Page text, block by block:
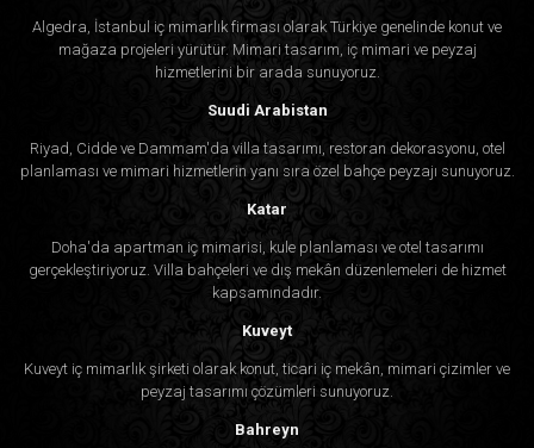
Algedra, İstanbul iç mimarlık firması olarak Türkiye genelinde konut ve
mağaza projeleri yürütür. Mimari tasarım, iç mimari ve peyzaj
hizmetlerini bir arada sunuyoruz.
Suudi Arabistan
Riyad, Cidde ve Dammam'da villa tasarımı, restoran dekorasyonu, otel
planlaması ve mimari hizmetlerin yanı sıra özel bahçe peyzajı sunuyoruz.
Katar
Doha'da apartman iç mimarisi, kule planlaması ve otel tasarımı
gerçekleştiriyoruz. Villa bahçeleri ve dış mekân düzenlemeleri de hizmet
kapsamındadır.
Kuveyt
Kuveyt iç mimarlık şirketi olarak konut, ticari iç mekân, mimari çizimler ve
peyzaj tasarımı çözümleri sunuyoruz.
Bahreyn